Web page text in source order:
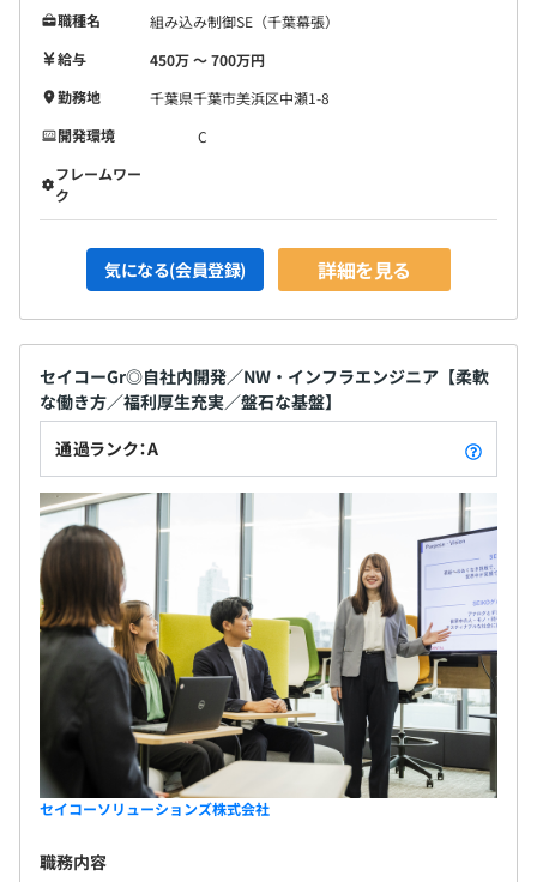
職種名
組み込み制御SE（千葉幕張）
給与
450万 〜 700万円
勤務地
千葉県千葉市美浜区中瀬1-8
開発環境
C
フレームワー
ク
気になる(会員登録) 詳細を見る
セイコーGr◎自社内開発／NW・インフラエンジニア【柔軟
な働き方／福利厚生充実／盤石な基盤】
通過ランク：A
セイコーソリューションズ株式会社
職務内容